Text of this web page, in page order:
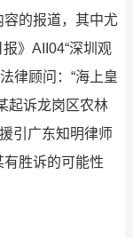
的报道，其中尤
》AII04“深圳观
律顾问：“海上皇
起诉龙岗区农林
引广东知明律师
胜诉的可能性